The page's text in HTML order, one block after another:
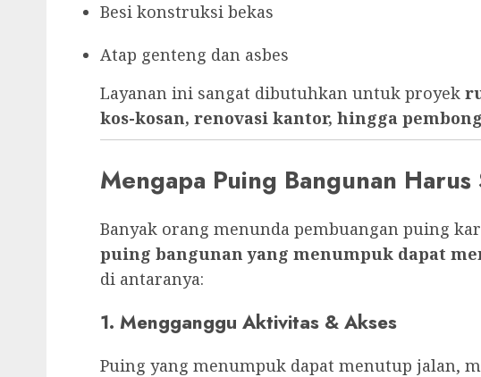
Besi konstruksi bekas
Atap genteng dan asbes
Layanan ini sangat dibutuhkan untuk proyek
kos-kosan, renovasi kantor, hingga
Mengapa Puing Bangunan
Banyak orang menunda pembuangan puing
puing bangunan yang menumpuk dapat
di antaranya:
1. Mengganggu Aktivitas & Akses
Puing yang menumpuk dapat menutup jalan,